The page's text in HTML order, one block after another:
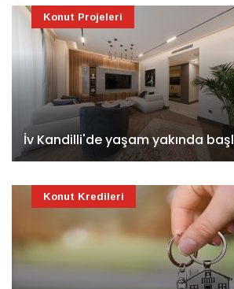
İv Kandilli'de yaşam yakında
Konut Projeleri
Konut Kredileri